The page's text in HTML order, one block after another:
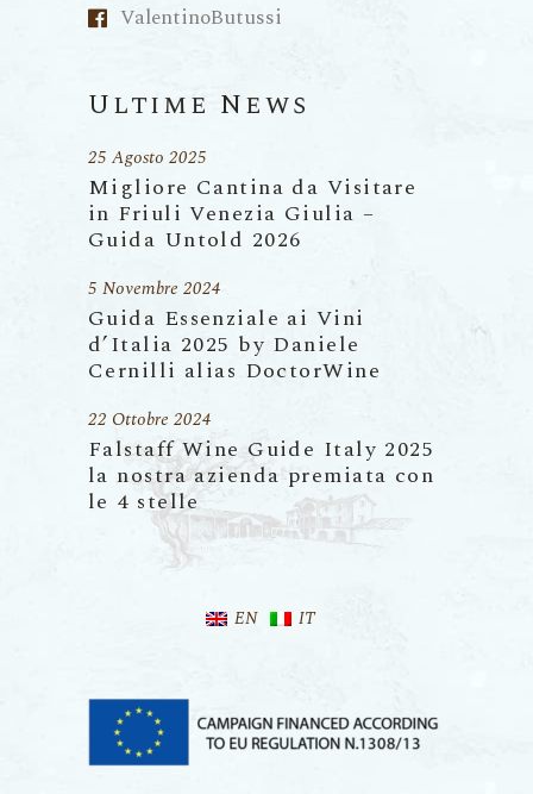
ValentinoButussi
Ultime News
Migliore Cantina da Visitare
in Friuli Venezia Giulia –
Guida Untold 2026
25 Agosto 2025
Guida Essenziale ai Vini
d’Italia 2025 by Daniele
Cernilli alias DoctorWine
5 Novembre 2024
Falstaff Wine Guide Italy 2025
la nostra azienda premiata con
le 4 stelle
22 Ottobre 2024
EN IT